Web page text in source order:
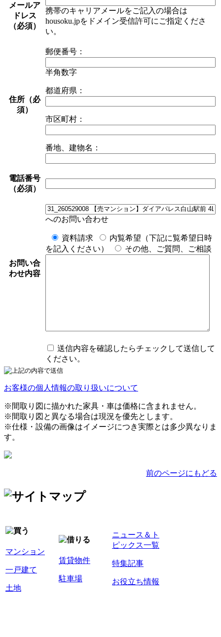
メールア
ドレス
（必須）
携帯のキャリアメールをご記入の場合は
housoku.jpをドメイン受信許可にご指定くださ
い。
住所（必
須）
郵便番号：
半角数字
都道府県：
市区町村：
番地、建物名：
電話番号
（必須）
お問い合
わせ内容
へのお問い合わせ
資料請求
内覧希望（下記に覧希望日時
を記入ください）
その他、ご質問、ご相談
送信内容を確認したらチェックして送信して
ください。
お客様の個人情報の取り扱いについて
※間取り図に描かれた家具・車は価格に含まれません。
※間取り図と異なる場合は現況を優先とします。
※仕様・設備の画像はイメージにつき実際とは多少異なりま
す。
前のページにもどる
マンション
一戸建て
土地
賃貸物件
駐車場
ニュース＆ト
ピックス一覧
特集記事
お役立ち情報